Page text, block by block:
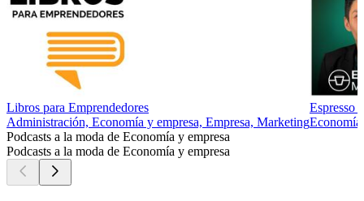
Libros para Emprendedores
Administración, Economía y empresa, Empresa, Marketing
Espresso
Podcasts a la moda de Economía y empresa
Podcasts a la moda de Economía y empresa